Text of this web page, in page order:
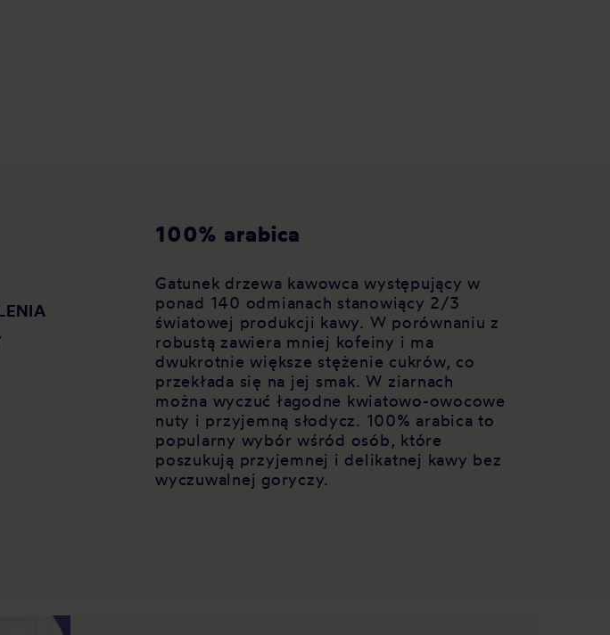
100% arabica
Gatunek drzewa kawowca występujący w
ponad 140 odmianach stanowiący 2/3
światowej produkcji kawy. W porównaniu z
robustą zawiera mniej kofeiny i ma
dwukrotnie większe stężenie cukrów, co
przekłada się na jej smak. W ziarnach
można wyczuć łagodne kwiatowo-owocowe
nuty i przyjemną słodycz. 100% arabica to
popularny wybór wśród osób, które
poszukują przyjemnej i delikatnej kawy bez
wyczuwalnej goryczy.